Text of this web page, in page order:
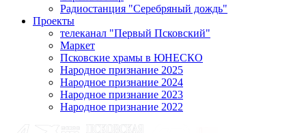
Радиостанция "Серебряный дождь"
Проекты
телеканал "Первый Псковский"
Маркет
Псковские храмы в ЮНЕСКО
Народное признание 2025
Народное признание 2024
Народное признание 2023
Народное признание 2022